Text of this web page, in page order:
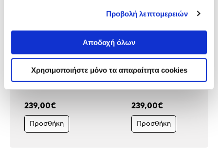
Προβολή λεπτομερειών
Αποδοχή όλων
Χρησιμοποιήστε μόνο τα απαραίτητα cookies
Asus Motherboard B860
PRIME PLUS WIFI
(B860/1851/DDR5)
239,00€
Προσθήκη
Asus Motherboard Z890
PRIME P WIFI
(Z890/1851/DDR5)
239,00€
Προσθήκη